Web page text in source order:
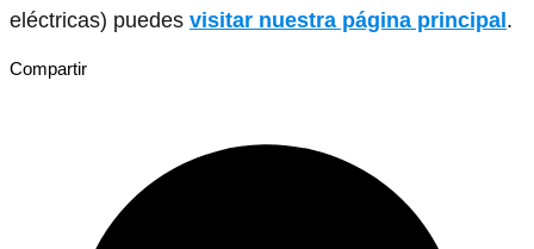
eléctricas) puedes visitar nuestra página principal.
Compartir